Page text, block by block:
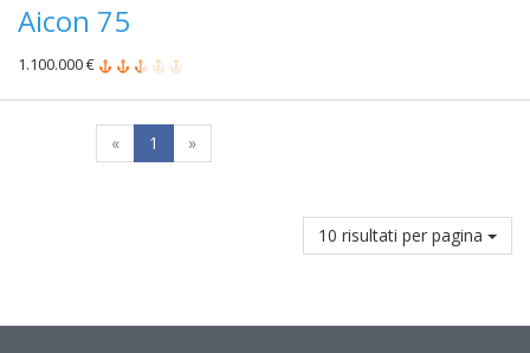
Aicon 75
1.100.000 €
« 1 »
10 risultati per pagina